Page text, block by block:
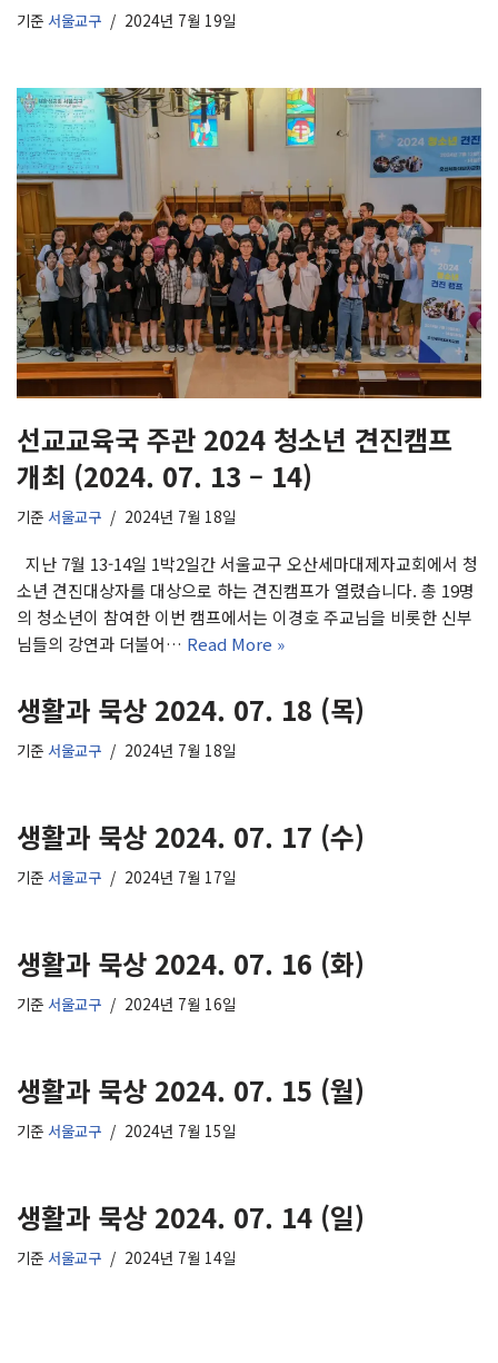
기준 서울교구 2024년 7월 19일
선교교육국 주관 2024 청소년 견진캠프
개최 (2024. 07. 13 – 14)
기준 서울교구 2024년 7월 18일
지난 7월 13-14일 1박2일간 서울교구 오산세마대제자교회에서 청
소년 견진대상자를 대상으로 하는 견진캠프가 열렸습니다. 총 19명
의 청소년이 참여한 이번 캠프에서는 이경호 주교님을 비롯한 신부
님들의 강연과 더불어… Read More »
생활과 묵상 2024. 07. 18 (목)
기준 서울교구 2024년 7월 18일
생활과 묵상 2024. 07. 17 (수)
기준 서울교구 2024년 7월 17일
생활과 묵상 2024. 07. 16 (화)
기준 서울교구 2024년 7월 16일
생활과 묵상 2024. 07. 15 (월)
기준 서울교구 2024년 7월 15일
생활과 묵상 2024. 07. 14 (일)
기준 서울교구 2024년 7월 14일